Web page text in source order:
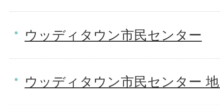
ウッディタウン市民センター
ウッディタウン市民センター